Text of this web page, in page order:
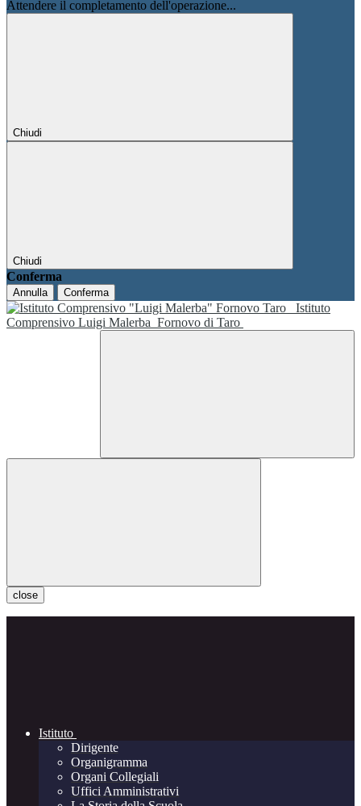
Attendere il completamento dell'operazione...
Chiudi
Chiudi
Conferma
Annulla Conferma
Istituto
Comprensivo Luigi Malerba Fornovo di Taro
close
Istituto
Dirigente
Organigramma
Organi Collegiali
Uffici Amministrativi